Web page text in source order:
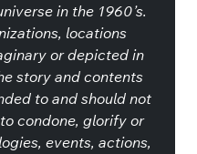
in the 1960’s.
locations
or depicted in
story and contents
to and should not
condone, glorify or
events, actions,